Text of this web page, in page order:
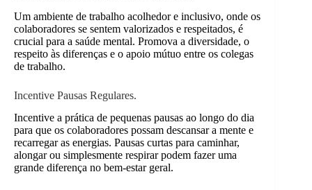
Um ambiente de trabalho acolhedor e inclusivo, onde os
colaboradores se sentem valorizados e respeitados, é
crucial para a saúde mental. Promova a diversidade, o
respeito às diferenças e o apoio mútuo entre os colegas
de trabalho.
Incentive Pausas Regulares.
Incentive a prática de pequenas pausas ao longo do dia
para que os colaboradores possam descansar a mente e
recarregar as energias. Pausas curtas para caminhar,
alongar ou simplesmente respirar podem fazer uma
grande diferença no bem-estar geral.